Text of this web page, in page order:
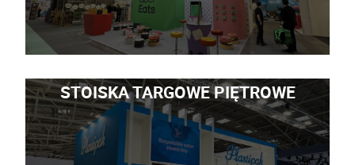
STOISKA TARGOWE PIĘTROWE